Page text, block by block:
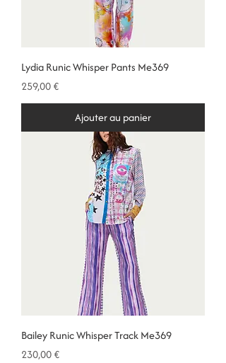
Lydia Runic Whisper Pants Me369
Prix
259,00 €
Ajouter au panier
Bailey Runic Whisper Track Me369
Prix
230,00 €